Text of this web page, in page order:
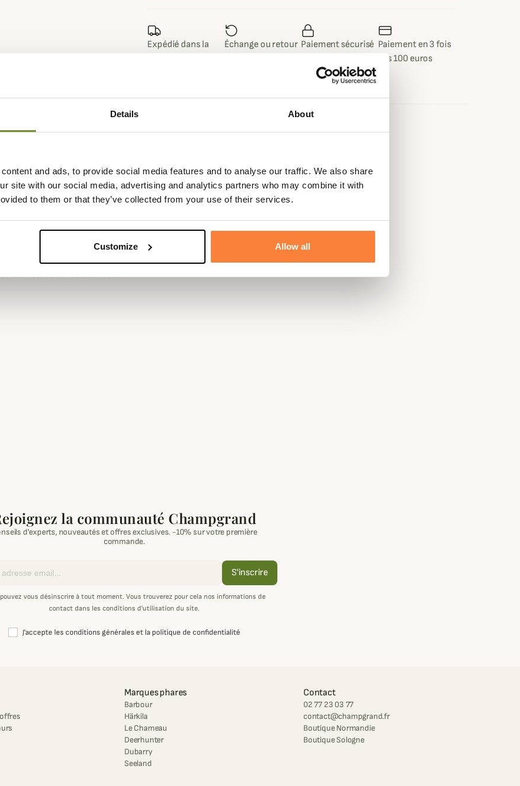
Details About
and ads, to provide social media features and to analyse our traffic. We also share
site with our social media, advertising and analytics partners who may combine it with
to them or that they’ve collected from your use of their services.
Customize Allow all
Expédié dans la
Échange ou retour Paiement sécurisé Paiement en 3 fois
dès 100 euros
en tartan classique,
facilement ranger dans votre
de la pluie avec son format
tartan avec une
25cm et 100cm de diamètre.
Fiche technique
Genre Femme
Matière Polyester
Coloris Tartan
la communauté Champgrand
d'experts, nouveautés et offres exclusives. -10% sur votre première
commande.
S'inscrire
vous désinscrire à tout moment. Vous trouverez pour cela nos informations de
contact dans les conditions d'utilisation du site.
J'accepte les conditions générales et la politique de confidentialité
Marques phares
Barbour
Härkila
Le Chameau
Deerhunter
Dubarry
Seeland
Contact
02 77 23 03 77
contact@champgrand.fr
Boutique Normandie
Boutique Sologne